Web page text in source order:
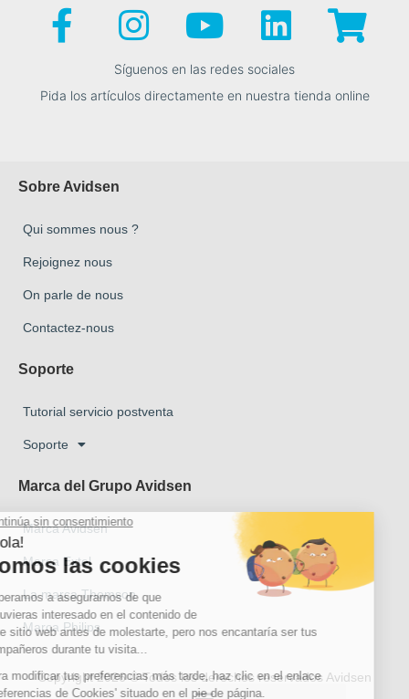
Síguenos en las redes sociales
Pida los artículos directamente en nuestra tienda online
Sobre Avidsen
Qui sommes nous ?
Rejoignez nous
On parle de nous
Contactez-nous
Soporte
Tutorial servicio postventa
Soporte
Marca del Grupo Avidsen
Marca Avidsen
Marca Extel
La marca Thomson
Marca Philips
Copyright 2026 © Todos los derechos reservados Avidsen